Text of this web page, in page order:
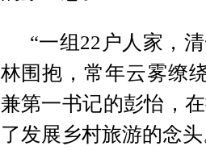
“一组22户人家，
林围抱，常年云雾缭
兼第一书记的彭怡，
了发展乡村旅游的念